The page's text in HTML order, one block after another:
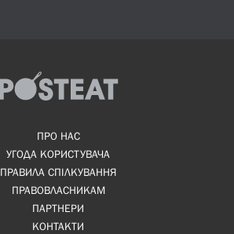
ПРО НАС
УГОДА КОРИСТУВАЧА
ПРАВИЛА СПІЛКУВАННЯ
ПРАВОВЛАСНИКАМ
ПАРТНЕРИ
КОНТАКТИ